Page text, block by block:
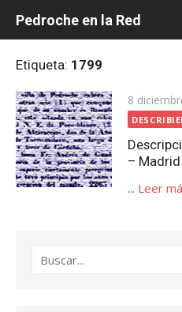
Pedroche en la Red
Etiqueta: 1799
Publicada
el
8
–
... Leer
Buscar: